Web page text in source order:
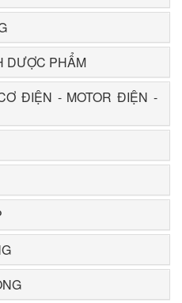
DƯỢC PHẨM
ĐIỆN - MOTOR ĐIỆN -